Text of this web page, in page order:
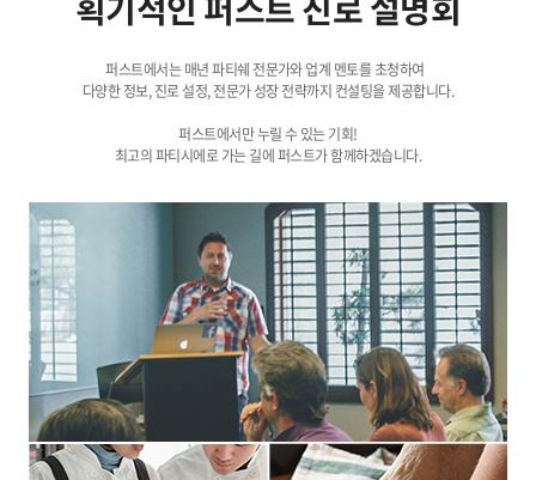
퍼스트에서는 매년 파티쉐 전문가와 업계 멘토를 초청하여
다양한 정보, 진로 설정, 전문가 성장 전략까지 컨설팅을 제공합니다.
퍼스트에서만 누릴 수 있는 기회!
최고의 파티시에로 가는 길에 퍼스트가 함께하겠습니다.